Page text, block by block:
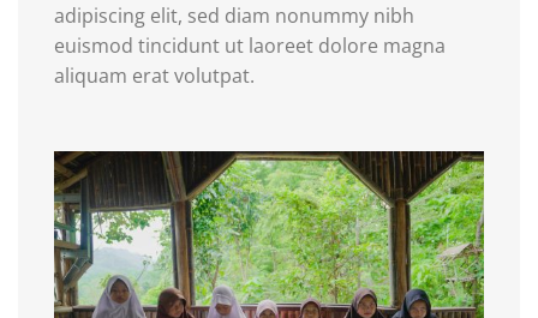
adipiscing elit, sed diam nonummy nibh
euismod tincidunt ut laoreet dolore magna
aliquam erat volutpat.